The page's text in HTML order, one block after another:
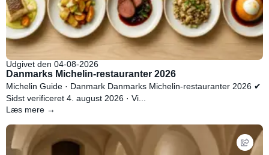
Udgivet den 04-08-2026
Danmarks Michelin-restauranter 2026
Michelin Guide · Danmark Danmarks Michelin-restauranter 2026 ✔
Sidst verificeret 4. august 2026 · Vi...
Læs mere →